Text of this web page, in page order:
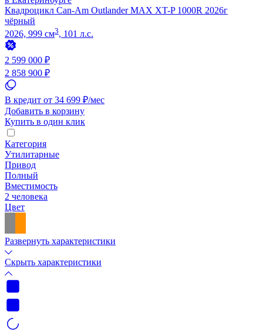
Квадроцикл Can-Am Outlander MAX XT-P 1000R 2026г
чёрный
2026, 999 см3, 101 л.с.
2 599 000 ₽
2 858 900 ₽
В кредит от 34 699 ₽/мес
Добавить в корзину
Купить в один клик
Категория
Утилитарные
Привод
Полный
Вместимость
2 человека
Цвет
Развернуть характеристики
Скрыть характеристики